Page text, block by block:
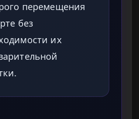
перемещения
без
их